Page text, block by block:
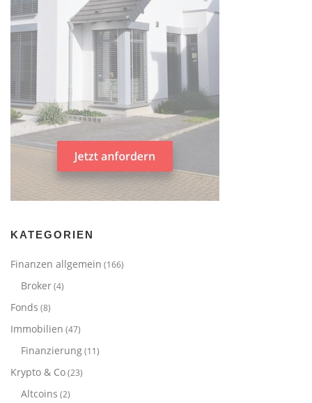
KATEGORIEN
Finanzen allgemein (166)
Broker(4)
Fonds (8)
Immobilien (47)
Finanzierung(11)
Krypto & Co(23)
Altcoins (2)